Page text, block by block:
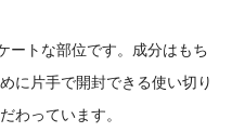
ートな部位です。成分はもち
に片手で開封できる使い切り
わっています。